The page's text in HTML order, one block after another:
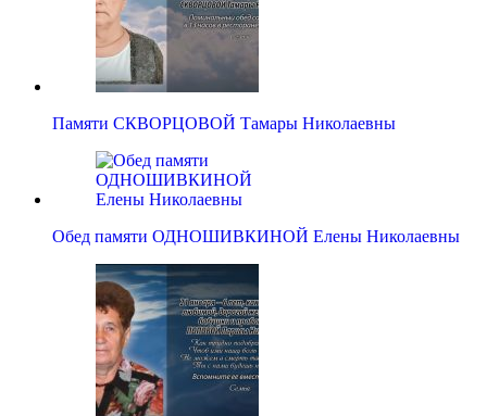
Памяти СКВОРЦОВОЙ Тамары Николаевны
Обед памяти ОДНОШИВКИНОЙ Елены Николаевны